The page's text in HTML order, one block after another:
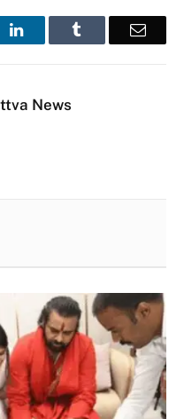
LinkedIn Email
News